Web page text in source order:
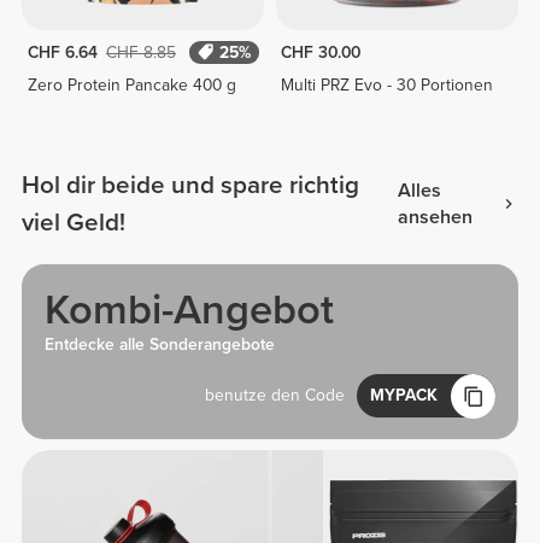
CHF 6.64 CHF 8.85
25%
Zero Protein Pancake 400 g
CHF 30.00
Multi PRZ Evo - 30 Portionen
Hol dir beide und spare richtig
viel Geld!
Alles
ansehen
Kombi-Angebot
Entdecke alle Sonderangebote
benutze den Code MYPACK